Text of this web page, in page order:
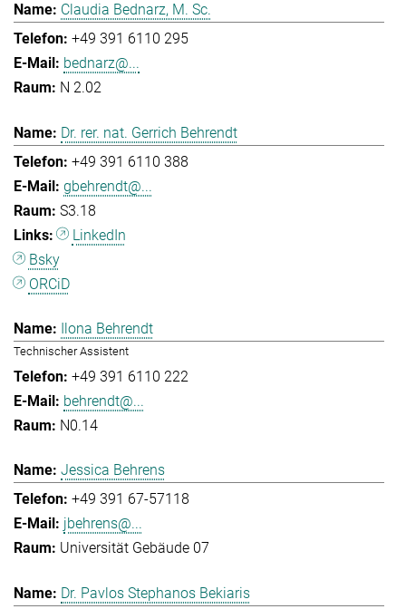
Claudia Bednarz, M. Sc.
+49 391 6110 295
bednarz@...
N 2.02
Dr. rer. nat. Gerrich Behrendt
+49 391 6110 388
gbehrendt@...
S3.18
LinkedIn
Bsky
ORCiD
Ilona Behrendt
Technischer Assistent
+49 391 6110 222
behrendt@...
N0.14
Jessica Behrens
+49 391 67-57118
jbehrens@...
Universität Gebäude 07
Dr. Pavlos Stephanos Bekiaris